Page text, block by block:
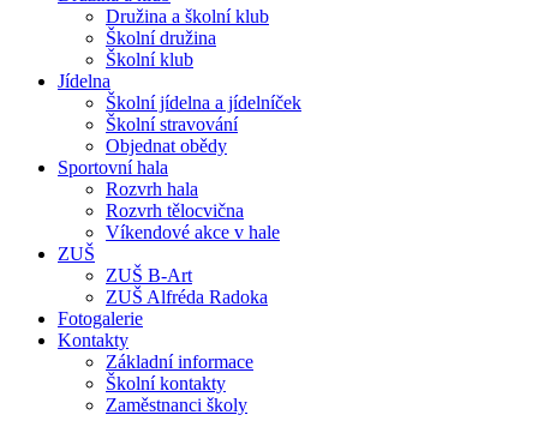
Družina a školní klub
Školní družina
Školní klub
Jídelna
Školní jídelna a jídelníček
Školní stravování
Objednat obědy
Sportovní hala
Rozvrh hala
Rozvrh tělocvična
Víkendové akce v hale
ZUŠ
ZUŠ B-Art
ZUŠ Alfréda Radoka
Fotogalerie
Kontakty
Základní informace
Školní kontakty
Zaměstnanci školy